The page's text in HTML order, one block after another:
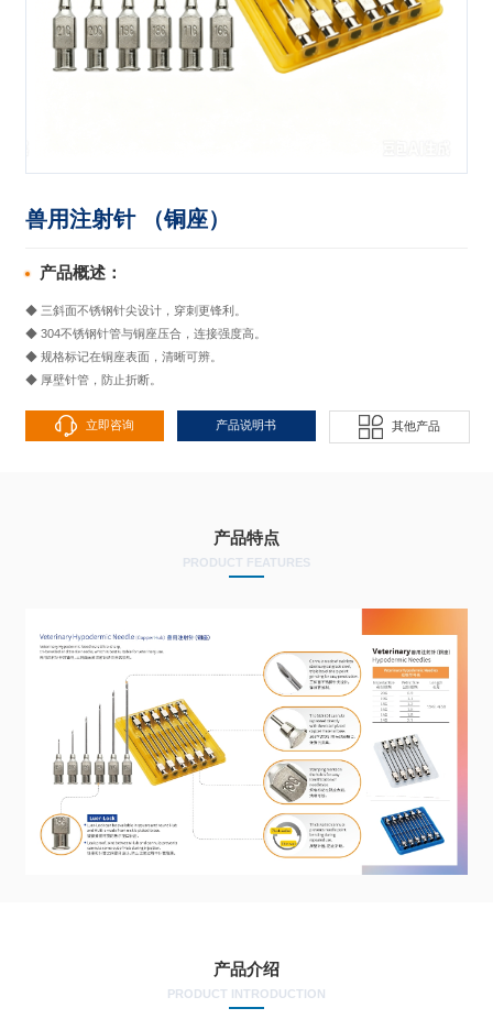
兽用注射针 （铜座）
产品概述：
◆ 三斜面不锈钢针尖设计，穿刺更锋利。
◆ 304不锈钢针管与铜座压合，连接强度高。
◆ 规格标记在铜座表面，清晰可辨。
◆ 厚壁针管，防止折断。
立即咨询 产品说明书 其他产品
产品特点
PRODUCT FEATURES
产品介绍
PRODUCT INTRODUCTION